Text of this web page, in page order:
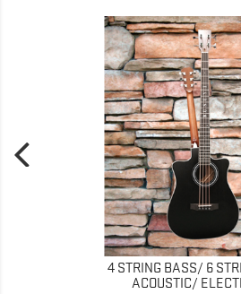
4 STRING BASS/ 6
ACOUSTIC/